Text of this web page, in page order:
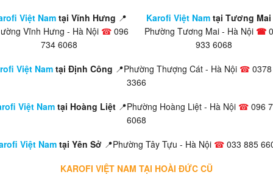
Việt Namtại Vĩnh Hưng 📍
Vĩnh Hưng - Hà Nội ☎096
734 6068
Karofi Việt Namtại Tương Mai
Phường Tương Mai - Hà Nội ☎
933 6068
Việt Nam tại Định Công 📍Phường Thượng Cát - Hà Nội ☎
3366
Việt Namtại Hoàng Liệt 📍Phường Hoàng Liệt - Hà Nội ☎096
6068
Việt Nam tại Yên Sở 📍Phường Tây Tựu - Hà Nội ☎ 033 885
KAROFI VIỆT NAM TẠI HOÀI ĐỨC CŨ